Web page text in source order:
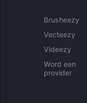
Brusheezy
Vecteezy
Videezy
Word een
provider